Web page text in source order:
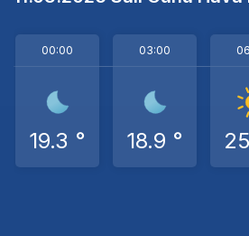
00:00
19.3 °
03:00
18.9 °